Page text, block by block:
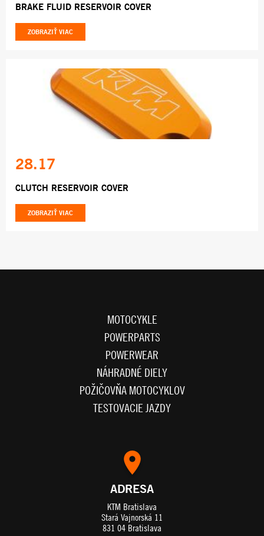
BRAKE FLUID RESERVOIR COVER
ZOBRAZIŤ VIAC
28.17
CLUTCH RESERVOIR COVER
ZOBRAZIŤ VIAC
MOTOCYKLE
POWERPARTS
POWERWEAR
NÁHRADNÉ DIELY
POŽIČOVŇA MOTOCYKLOV
TESTOVACIE JAZDY
ADRESA
KTM Bratislava
Stará Vajnorská 11
831 04 Bratislava